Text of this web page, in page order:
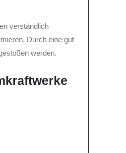
verständlich
Durch eine gut
werden.